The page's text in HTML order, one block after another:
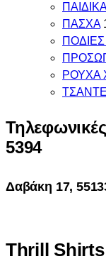
ΠΑΣΧΑ
ΡΟΥΧΑ
5394
Δαβάκη 17,
Thrill Shirts